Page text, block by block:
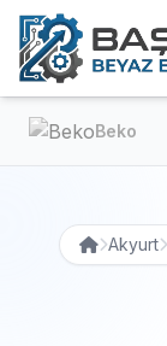
Beko
Akyurt